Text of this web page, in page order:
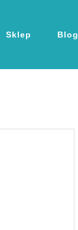
Sklep Blog